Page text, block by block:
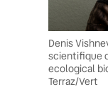
Denis
scientifique
ecological
Terraz/Vert